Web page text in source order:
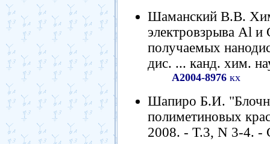
Шаманский В.В.
электровзрыва Al и
получаемых
дис. ... канд. хим.
А2004-8976 кх
Шапиро Б.И.
полиметиновых
2008. - Т.3, N 3-4. -